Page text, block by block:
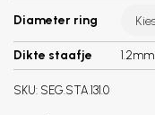
Diameter ring Kies
Dikte staafje 1.2mm
SKU: SEG.STA.131.0